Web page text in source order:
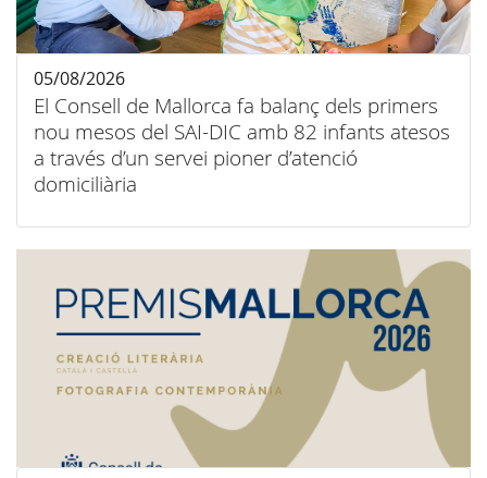
El Consell de Mallorca fa balanç dels primers
nou mesos del SAI-DIC amb 82 infants atesos
a través d’un servei pioner d’atenció
domiciliària
05/08/2026